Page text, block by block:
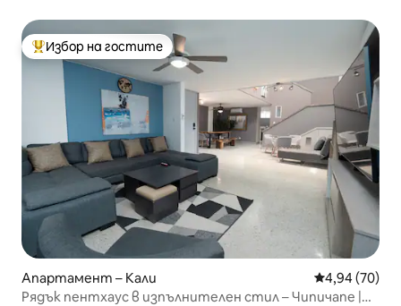
Най-популярен избор на гостите
Избор на гостите
Апартамент – Кали Средна
4,94 (70)
Рядък пентхаус в изпълнителен стил – Чипичапе |